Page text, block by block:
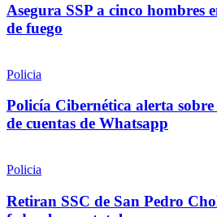
Asegura SSP a cinco hombres
de fuego
Policia
Policía Cibernética alerta
de cuentas de Whatsapp
Policia
Retiran SSC de San Pedro